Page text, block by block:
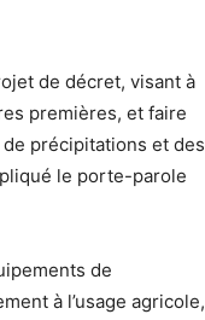
de décret, visant à
premières, et faire
précipitations et des
le porte-parole
de
à l’usage agricole,